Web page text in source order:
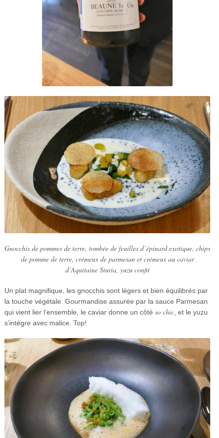
Gnocchis de pommes de terre, tombée de feuilles d’épinard exotique, chips
de pomme de terre, crémeux de parmesan et crémeux au caviar
d’Aquitaine Sturia, yuzu confit
Un plat magnifique, les gnocchis sont légers et bien équilibrés par
la touche végétale. Gourmandise assurée par la sauce Parmesan
qui vient lier l’ensemble, le caviar donne un côté so chic, et le yuzu
s’intégre avec malice. Top!